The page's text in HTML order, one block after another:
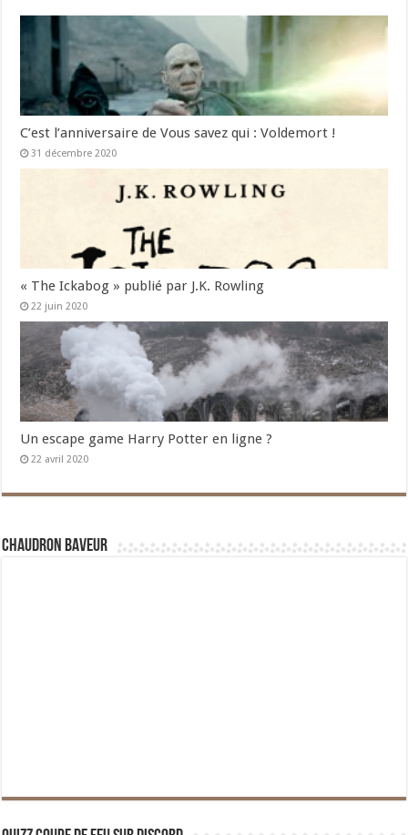
C’est l’anniversaire de Vous savez qui : Voldemort !
31 décembre 2020
« The Ickabog » publié par J.K. Rowling
22 juin 2020
Un escape game Harry Potter en ligne ?
22 avril 2020
Chaudron Baveur